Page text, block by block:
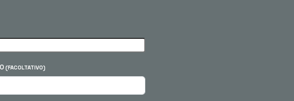
(FACOLTATIVO)